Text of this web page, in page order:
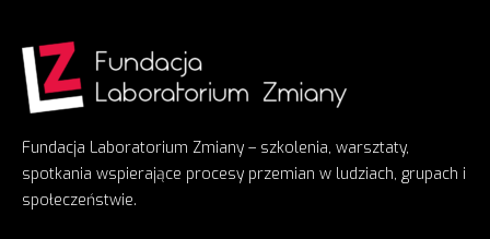
Fundacja Laboratorium Zmiany – szkolenia, warsztaty,
spotkania wspierające procesy przemian w ludziach, grupach i
społeczeństwie.